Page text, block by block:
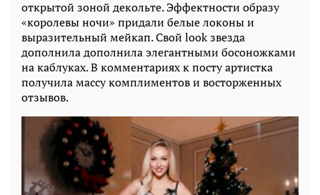
открытой зоной декольте. Эффектности образу
«королевы ночи» придали белые локоны и
выразительный мейкап. Свой look звезда
дополнила дополнила элегантными босоножками
на каблуках. В комментариях к посту артистка
получила массу комплиментов и восторженных
отзывов.